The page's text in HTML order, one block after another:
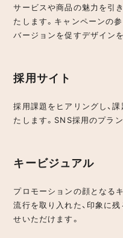
サービスや商品の魅力を引
たします。キャンペーンの
バージョンを促すデザイン
採用サイト
採用課題をヒアリングし、
たします。SNS採用のプラ
キービジュアル
プロモーションの顔となる
流行を取り入れた、印象に
せいただけます。